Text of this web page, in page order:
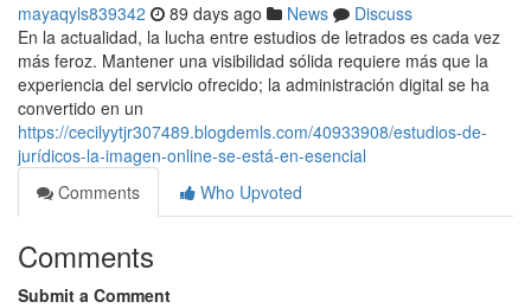
mayaqyls839342 89 days ago News
Discuss
En la actualidad, la lucha entre estudios de letrados es cada vez
más feroz. Mantener una visibilidad sólida requiere más que la
experiencia del servicio ofrecido; la administración digital se ha
convertido en un
https://cecilyytjr307489.blogdemls.com/40933908/estudios-de-
jurídicos-la-imagen-online-se-está-en-esencial
Comments
Who Upvoted
Comments
Submit a Comment